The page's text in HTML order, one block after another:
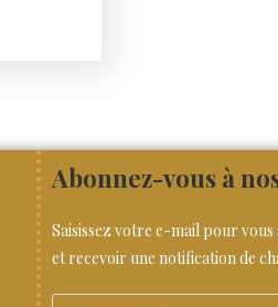
Abonnez-vous à
Saisissez votre e-mail pour
et recevoir une notification de